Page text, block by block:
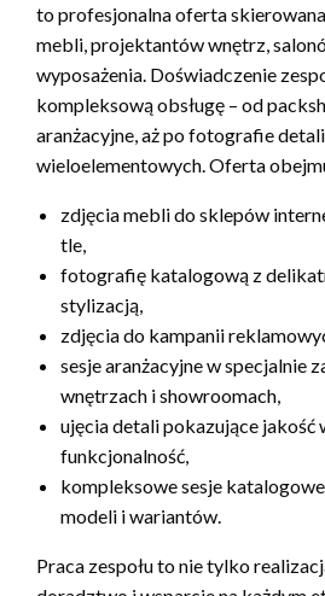
to profesjonalna oferta
mebli, projektantów wnętrz,
wyposażenia. Doświadczenie
kompleksową obsługę – od
aranżacyjne, aż po fotografie
wieloelementowych. Oferta
zdjęcia mebli do sklepów
tle,
fotografię katalogową z
stylizacją,
zdjęcia do kampanii
sesje aranżacyjne w specjalnie
wnętrzach i showroomach,
ujęcia detali pokazujące jakość
funkcjonalność,
kompleksowe sesje
modeli i wariantów.
Praca zespołu to nie tylko